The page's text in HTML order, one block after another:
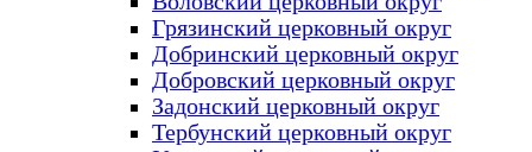
Грязинский церковный округ
Добринский церковный округ
Добровский церковный округ
Задонский церковный округ
Тербунский церковный округ